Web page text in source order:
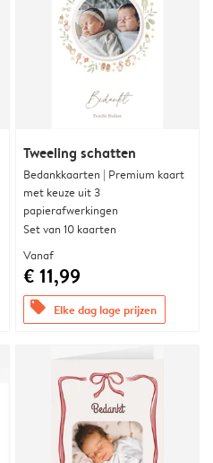
Tweeling schatten
Bedankkaarten | Premium kaart
met keuze uit 3
papierafwerkingen
Set van 10 kaarten
Vanaf
€ 11,99
offers Elke dag lage prijzen